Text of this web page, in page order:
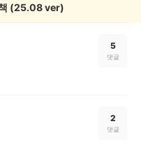
(25.08 ver)
5
댓글
2
댓글